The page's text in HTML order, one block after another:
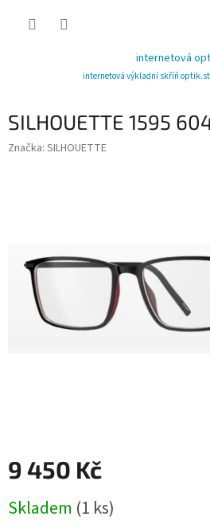
internetová
internetová výkladní skříň
SILHOUETTE 1595
Značka: SILHOUETTE
9 450 Kč
cena:
Skladem (1 ks)